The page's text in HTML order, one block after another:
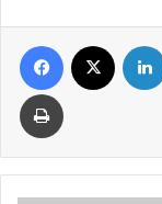
Facebook
Yazdır